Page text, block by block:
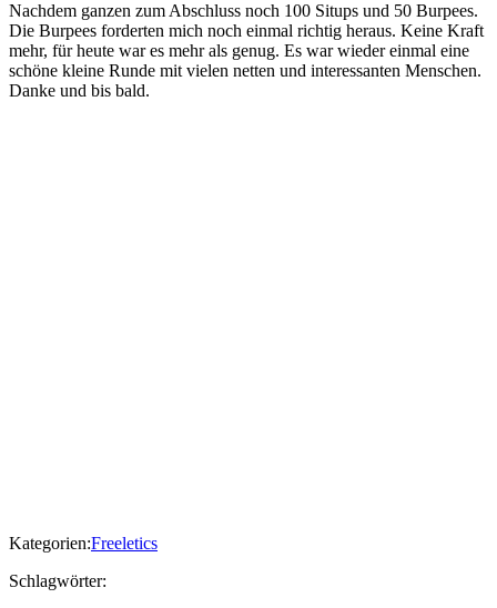
Nachdem ganzen zum Abschluss noch 100 Situps und 50 Burpees.
Die Burpees forderten mich noch einmal richtig heraus. Keine Kraft
mehr, für heute war es mehr als genug. Es war wieder einmal eine
schöne kleine Runde mit vielen netten und interessanten Menschen.
Danke und bis bald.
Kategorien:Freeletics
Schlagwörter: